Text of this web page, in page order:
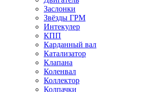
Заслонки
Звёзды ГРМ
Интекулер
КПП
Карданный вал
Катализатор
Клапана
Коленвал
Коллектор
Колпачки